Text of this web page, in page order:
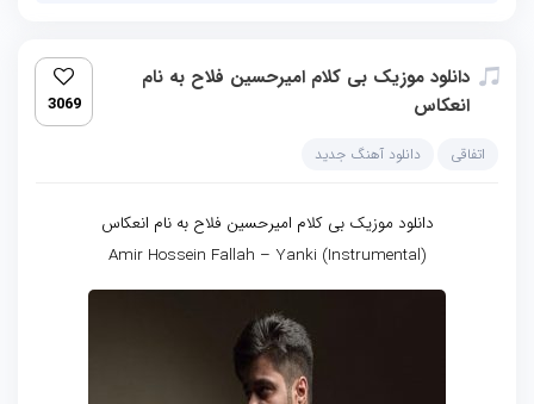
دانلود موزیک بی کلام امیرحسین فلاح به نام
انعکاس
3069
اتفاقی دانلود آهنگ جدید
دانلود موزیک بی کلام امیرحسین فلاح به نام انعکاس
Amir Hossein Fallah – Yanki (Instrumental)